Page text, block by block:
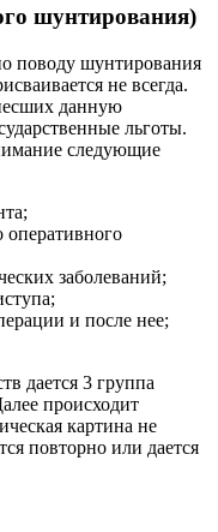
шунтирования)
поводу шунтирования
не всегда.
данную
льготы.
следующие
заболеваний;
и после нее;
дается 3 группа
происходит
картина не
повторно или дается